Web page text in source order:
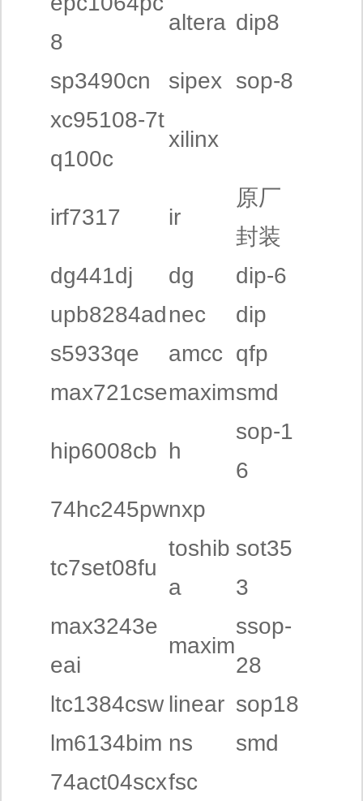
8
altera dip8
sp3490cn sipex
sop-8
xc95108-7t
q100c
xilinx
irf7317 ir
原厂
封装
dg441dj
dg
dip-6
upb8284adnec
dip
s5933qe
amcc qfp
max721csemaximsmd
hip6008cb h
sop-1
6
74hc245pwnxp
tc7set08fu
toshib
a
sot35
3
max3243e
eai
maxim
ssop-
28
ltc1384csw linear sop18
lm6134bim ns
smd
74act04scxfsc